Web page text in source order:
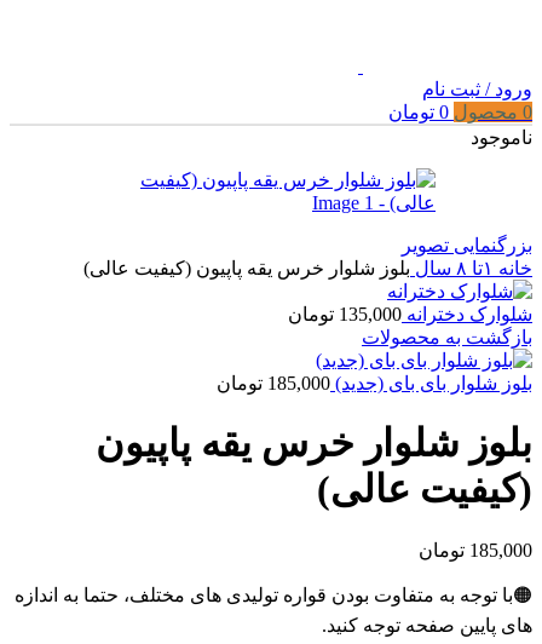
ورود / ثبت نام
0 محصول 0 تومان
ناموجود
بزرگنمایی تصویر
خانه ۱تا ۸ سال بلوز شلوار خرس یقه پاپیون (کیفیت عالی)
شلوارک دخترانه 135,000 تومان
بازگشت به محصولات
بلوز شلوار بای بای (جدید) 185,000 تومان
بلوز شلوار خرس یقه پاپیون
(کیفیت عالی)
185,000 تومان
🟠با توجه به متفاوت بودن قواره تولیدی های مختلف، حتما به اندازه
های پایین صفحه توجه کنید.